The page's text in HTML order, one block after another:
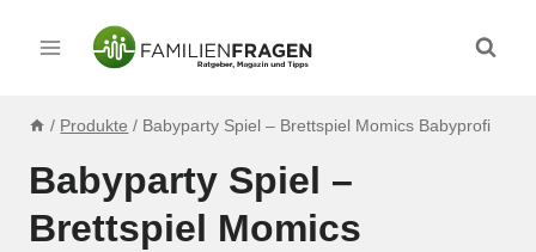
Inhalt
/ Produkte / Babyparty Spiel – Brettspiel Momics Babyprofi
Babyparty Spiel –
Brettspiel Momics